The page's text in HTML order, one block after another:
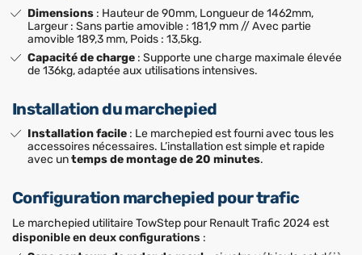
Dimensions : Hauteur de 90mm, Longueur de 1462mm,
Largeur : Sans partie amovible : 181,9 mm // Avec partie
amovible 189,3 mm, Poids : 13,5kg.
Capacité de charge : Supporte une charge maximale élevée
de 136kg, adaptée aux utilisations intensives.
Installation du marchepied
Installation facile : Le marchepied est fourni avec tous les
accessoires nécessaires. L’installation est simple et rapide
avec untemps de montage de 20 minutes.
Configuration marchepied pour trafic
Le marchepied utilitaire TowStep pour Renault Trafic 2024 est
disponible en deux configurations :